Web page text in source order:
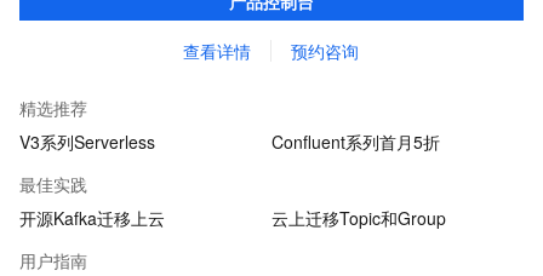
可或缺的产品之一，用户无需部署运维。
查看详情 预约咨询
精选推荐
V3系列Serverless
Confluent系列首月5折
最佳实践
开源Kafka迁移上云
云上迁移Topic和Group
用户指南